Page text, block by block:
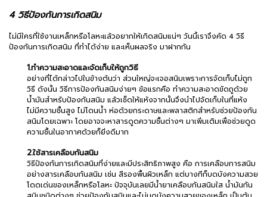
4 วิธีป้องกันการเกิดสนิม
ไม่มีใครที่ใช้งานเหล็กหรือโลหะแล้วอยากให้เกิดสนิมแน่ๆ วันนี้เราจึงคัด 4 วิธี
ป้องกันการเกิดสนิม ที่ทำได้ง่าย และเห็นผลจริง มาฝากกัน
1.ทำความสะอาดและจัดเก็บให้ถูกวิธี
อย่างที่ได้กล่าวไปในข้างต้นว่า ส่วนใหญ่จะเจอสนิมเพราะการจัดเก็บไม่ถูก
วิธี ดังนั้น วิธีการป้องกันสนิมง่ายๆ ข้อแรกคือ ทำความสะอาดขัดถูด้วย
น้ำมันสำหรับป้องกันสนิม แล้วเช็ดให้แห้งจากนั้นจึงนำไปจัดเก็บในที่แห้ง
ไม่มีความชื้นสูง ไม่โดนน้ำ ห่อด้วยกระดาษและพลาสติกสำหรับช่วยป้องกัน
สนิมโดยเฉพาะ โดยอาจจะหาสารดูดความชื้นต่างๆ มาเพิ่มเติมเพื่อช่วยดูด
ความชื้นในอากาศด้วยก็ยิ่งดีมาก
2.ใช้สารเคลือบกันสนิม
วิธีป้องกันการเกิดสนิมที่ง่ายและมีประสิทธิภาพสูง คือ การเคลือบการสนิม
อย่างสารเคลือบกันสนิม เช่น สีรองพื้นผิวเหล็ก แต่บางทีก็บดบังความสวย
โดดเด่นของเหล็กหรือโลหะ ปัจจุบันเลยมีน้ำยาเคลือบกันสนิมใส น้ำมันกัน